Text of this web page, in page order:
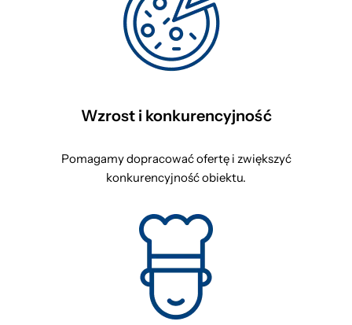
Wzrost i konkurencyjność
Pomagamy dopracować ofertę i zwiększyć
konkurencyjność obiektu.